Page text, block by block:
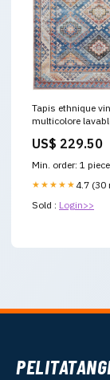
Tapis ethnique
multicolore
US$ 229.50
Min. order: 1 piece
★★★★★ 4.7 (30
Sold : Login>>